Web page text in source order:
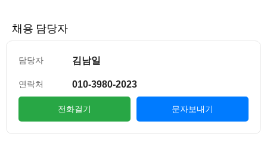
채용 담당자
담당자 김남일
연락처 010-3980-2023
전화걸기 문자보내기